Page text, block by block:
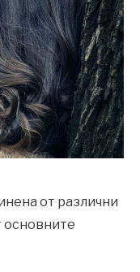
от различни
основните